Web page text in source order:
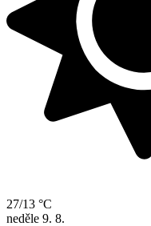
27/13 °C
neděle 9. 8.